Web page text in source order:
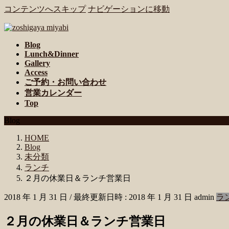
コンテンツへスキップ ナビゲーションに移動
Blog
Lunch&Dinner
Gallery
Access
ご予約・お問い合わせ
営業カレンダー
Top
Blog
HOME
Blog
未分類
ランチ
２月の休業日＆ランチ営業日
2018 年 1 月 31 日 / 最終更新日時 : 2018 年 1 月 31 日 admin ラ
２月の休業日＆ランチ営業日